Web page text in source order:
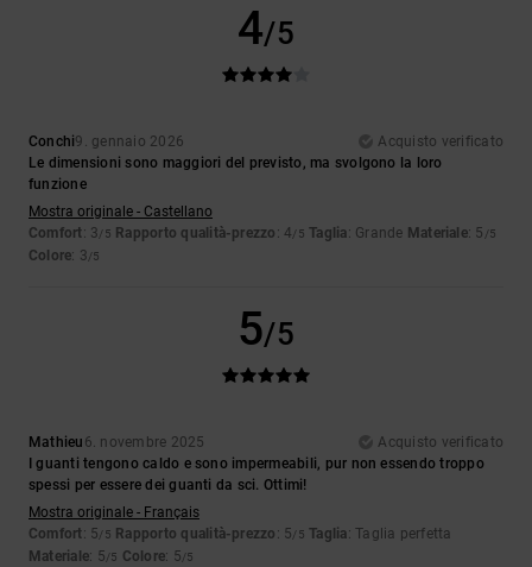
4/5
Conchi9. gennaio 2026
Acquisto verificato
Le dimensioni sono maggiori del previsto, ma svolgono la loro
funzione
Mostra originale - Castellano
Comfort: 3/5 Rapporto qualità-prezzo : 4/5 Taglia: Grande Materiale: 5 /5
Colore: 3/5
5/5
Mathieu 6. novembre 2025
Acquisto verificato
I guanti tengono caldo e sono impermeabili, pur non essendo troppo
spessi per essere dei guanti da sci. Ottimi!
Mostra originale - Français
Comfort: 5/5 Rapporto qualità-prezzo : 5/5 Taglia: Taglia perfetta
Materiale: 5/5 Colore: 5/5